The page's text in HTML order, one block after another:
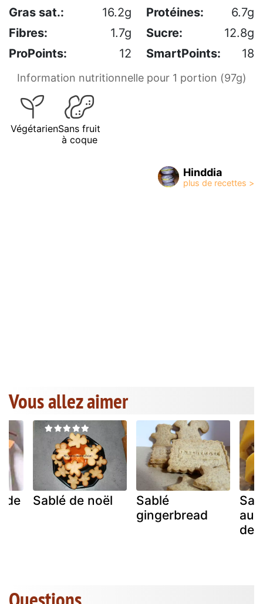
Gras sat.:
16.2g Protéines:
6.7g
Fibres:
1.7g Sucre:
12.8g
ProPoints:
12 SmartPoints: 18
Information nutritionnelle pour 1 portion (97g)
VégétarienSans fruit
à coque
Hinddia
Vous allez aimer
de Sablé de noël
Sablé
gingerbread
de